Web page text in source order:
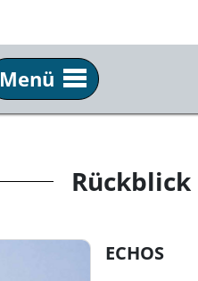
Menü
Besuch
Öffnungszeiten & Tickets
Publikationen
Rückblick
ECHOS